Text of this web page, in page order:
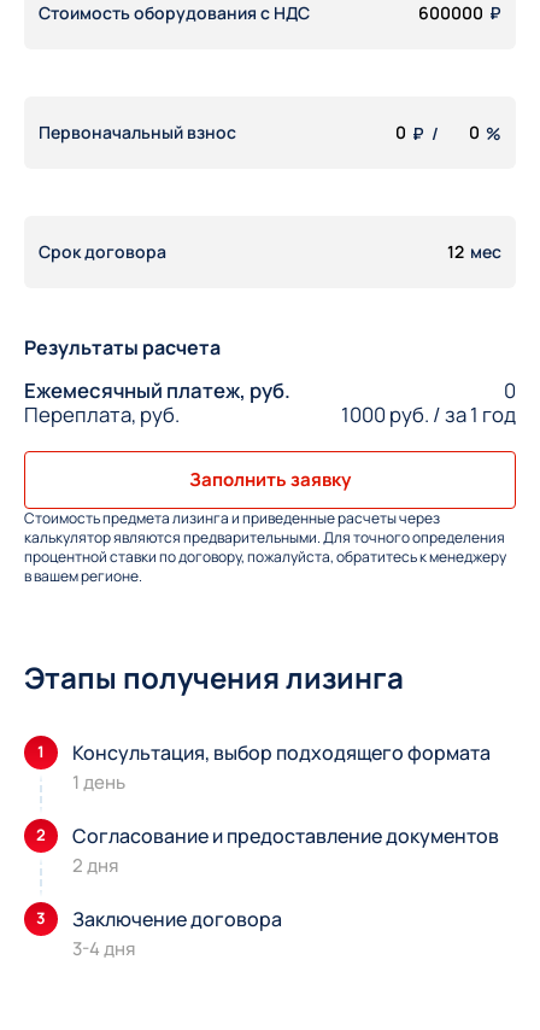
Стоимость оборудования с НДС ₽
Первоначальный взнос ₽ / %
Срок договора мес
Результаты расчета
Ежемесячный платеж, руб.
0
Переплата, руб.
1000 руб. / за1 год
Заполнить заявку
Стоимость предмета лизинга и приведенные расчеты через
калькулятор являются предварительными. Для точного определения
процентной ставки по договору, пожалуйста, обратитесь к менеджеру
в вашем регионе.
Этапы получения лизинга
1 Консультация, выбор подходящего формата
1 день
2 Согласование и предоставление документов
2 дня
3 Заключение договора
3-4 дня